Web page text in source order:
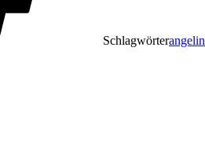
Schlagwörter